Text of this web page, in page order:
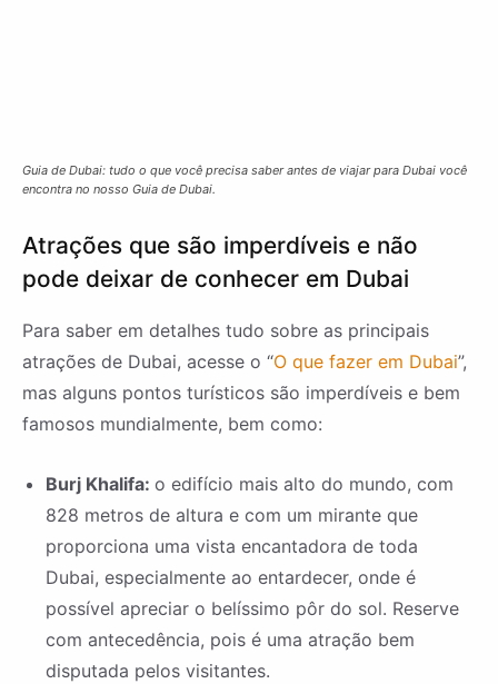
Guia de Dubai: tudo o que você precisa saber antes de viajar para Dubai você
encontra no nosso Guia de Dubai.
Atrações que são imperdíveis e não
pode deixar de conhecer em Dubai
Para saber em detalhes tudo sobre as principais
atrações de Dubai, acesse o “O que fazer em Dubai”,
mas alguns pontos turísticos são imperdíveis e bem
famosos mundialmente, bem como:
Burj Khalifa: o edifício mais alto do mundo, com
828 metros de altura e com um mirante que
proporciona uma vista encantadora de toda
Dubai, especialmente ao entardecer, onde é
possível apreciar o belíssimo pôr do sol. Reserve
com antecedência, pois é uma atração bem
disputada pelos visitantes.